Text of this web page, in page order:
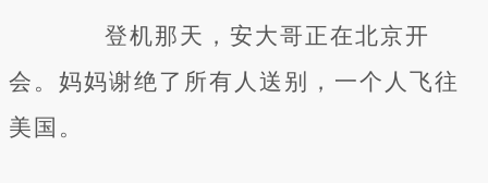
登机那天，安大哥正在北京开
会。妈妈谢绝了所有人送别，一个人飞往
美国。